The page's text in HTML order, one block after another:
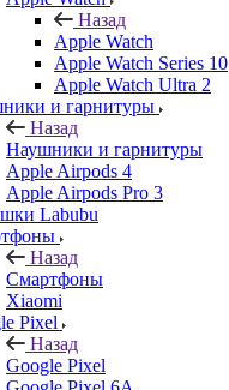
Назад
Apple Watch
Apple Watch Series 10
Apple Watch Ultra 2
и гарнитуры
Назад
Наушники и гарнитуры
Apple Airpods 4
Apple Airpods Pro 3
Labubu
Назад
Смартфоны
Xiaomi
Pixel
Назад
Google Pixel